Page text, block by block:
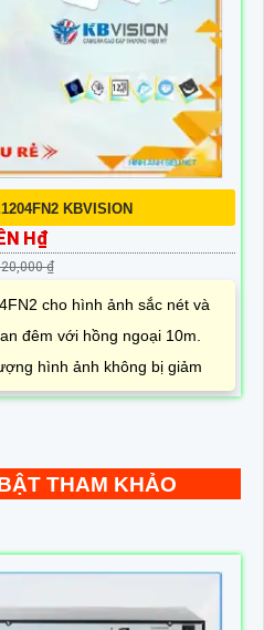
KBVISION
H₫
₫
cho hình ảnh sắc nét và
đêm với hồng ngoại 10m.
hình ảnh không bị giảm
THAM KHẢO